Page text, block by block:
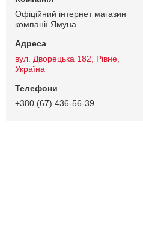
Офіційний інтернет магазин
компанії Ямуна
вул. Дворецька 182, Рівне,
Україна
+380 (67) 436-56-39